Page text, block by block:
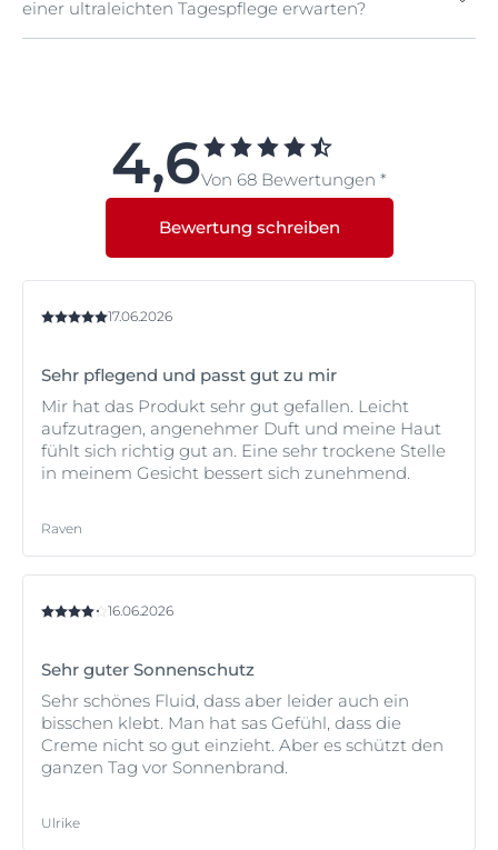
Tagespflege LSF 50 ist klinisch und dermatologisch
getestet und für alle Hauttypen, einschließlich
einer ultraleichten Tagespflege erwarten?
Teint und ein ultraleichtes, angenehmes Hautgefühl.
4,6Von 68 Bewertungen *
Bewertung schreiben
17.06.2026
Sehr pflegend und passt gut zu mir
Mir hat das Produkt sehr gut gefallen. Leicht
aufzutragen, angenehmer Duft und meine Haut
fühlt sich richtig gut an. Eine sehr trockene Stelle
in meinem Gesicht bessert sich zunehmend.
Raven
16.06.2026
Sehr guter Sonnenschutz
Sehr schönes Fluid, dass aber leider auch ein
bisschen klebt. Man hat sas Gefühl, dass die
Creme nicht so gut einzieht. Aber es schützt den
ganzen Tag vor Sonnenbrand.
Ulrike